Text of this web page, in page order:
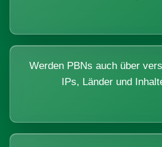
Werden PBNs auch über
IPs, Länder und